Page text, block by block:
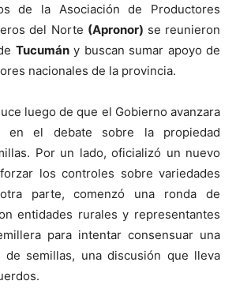
de la Asociación de Productores
del Norte (Apronor) se reunieron
Tucumány buscan sumar apoyo de
nacionales de la provincia.
luego de que el Gobierno avanzara
en el debate sobre la propiedad
Por un lado, oficializó un nuevo
los controles sobre variedades
parte, comenzó una ronda de
entidades rurales y representantes
para intentar consensuar una
semillas, una discusión que lleva